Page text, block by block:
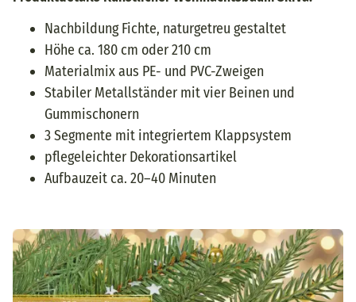
Nachbildung Fichte, naturgetreu gestaltet
Höhe ca. 180 cm oder 210 cm
Materialmix aus PE- und PVC-Zweigen
Stabiler Metallständer mit vier Beinen und
Gummischonern
3 Segmente mit integriertem Klappsystem
pflegeleichter Dekorationsartikel
Aufbauzeit ca. 20–40 Minuten